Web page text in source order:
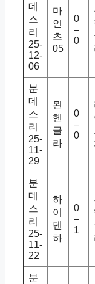
데
스
리
25-
12-
06
마
인
츠
05
0
–
0
분
데
스
리
25-
11-
29
묀
헨
글
라
0
–
0
분
데
스
리
25-
11-
22
하
이
덴
하
0
–
1
분